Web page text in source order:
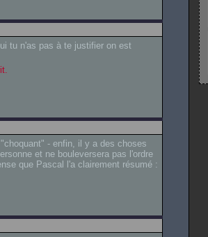
tu n'as pas à te justifier on est
- enfin, il y a des choses
et ne bouleversera pas l'ordre
que Pascal l'a clairement résumé :